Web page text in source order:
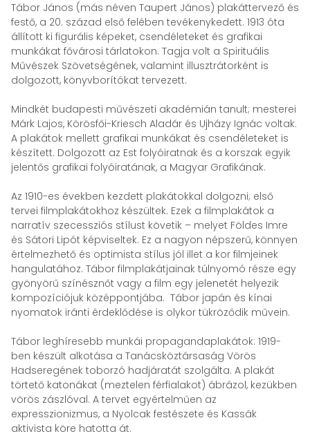
Tábor János (más néven Taupert János) plakáttervező és
festő, a 20. század első felében tevékenykedett. 1913 óta
állított ki figurális képeket, csendéleteket és grafikai
munkákat fővárosi tárlatokon. Tagja volt a Spirituális
Művészek Szövetségének, valamint illusztrátorként is
dolgozott, könyvborítókat tervezett.
Mindkét budapesti művészeti akadémián tanult; mesterei
Márk Lajos, Körösfői-Kriesch Aladár és Ujházy Ignác voltak.
A plakátok mellett grafikai munkákat és csendéleteket is
készített. Dolgozott az Est folyóiratnak és a korszak egyik
jelentős grafikai folyóiratának, a Magyar Grafikának.
Az 1910-es években kezdett plakátokkal dolgozni; első
tervei filmplakátokhoz készültek. Ezek a filmplakátok a
narratív szecessziós stílust követik – melyet Földes Imre
és Sátori Lipót képviseltek. Ez a nagyon népszerű, könnyen
értelmezhető és optimista stílus jól illet a kor filmjeinek
hangulatához. Tábor filmplakátjainak túlnyomó része egy
gyönyörű színésznőt vagy a film egy jelenetét helyezik
kompozíciójuk középpontjába. Tábor japán és kínai
nyomatok iránti érdeklődése is olykor tükröződik művein.
Tábor leghíresebb munkái propagandaplakátok: 1919-
ben készült alkotása a Tanácsköztársaság Vörös
Hadseregének toborzó hadjáratát szolgálta. A plakát
törtető katonákat (meztelen férfialakot) ábrázol, kezükben
vörös zászlóval. A tervet egyértelműen az
expresszionizmus, a Nyolcak festészete és Kassák
aktivista köre hatotta át.